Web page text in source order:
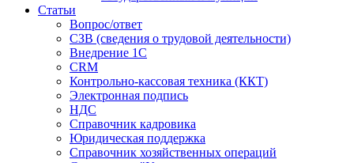
Статьи
Вопрос/ответ
СЗВ (сведения о трудовой деятельности)
Внедрение 1С
CRM
Контрольно-кассовая техника (ККТ)
Электронная подпись
НДС
Справочник кадровика
Юридическая поддержка
Справочник хозяйственных операций